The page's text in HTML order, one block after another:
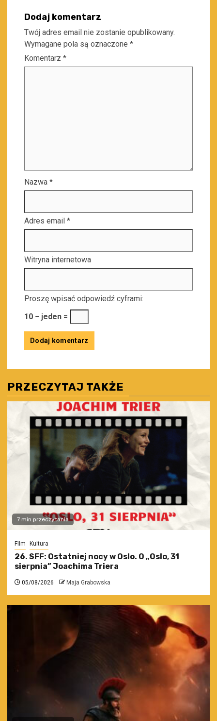
Dodaj komentarz
Twój adres email nie zostanie opublikowany.
Wymagane pola są oznaczone *
Komentarz *
Nazwa *
Adres email *
Witryna internetowa
Proszę wpisać odpowiedź cyframi:
10 − jeden =
PRZECZYTAJ TAKŻE
7 min przeczytania
Film Kultura
26. SFF: Ostatniej nocy w Oslo. O „Oslo, 31
sierpnia” Joachima Triera
05/08/2026 Maja Grabowska